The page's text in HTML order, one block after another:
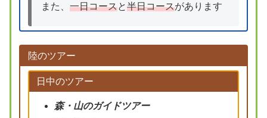
また、 一日コースと半日コースがあります
陸のツアー
日中のツアー
森・山のガイドツアー